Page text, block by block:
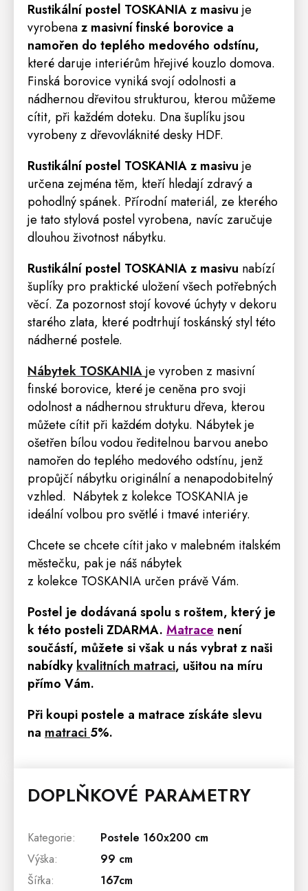
Rustikální postel TOSKANIA z masivu je
vyrobenaz masivní finské borovice a
namořen do teplého medového odstínu,
které daruje interiérům hřejivé kouzlo domova.
Finská borovice vyniká svojí odolnosti a
nádhernou dřevitou strukturou, kterou můžeme
cítit, při každém doteku. Dna šuplíku jsou
vyrobeny z dřevovláknité desky HDF.
Rustikální postel TOSKANIA z masivu je
určena zejména těm, kteří hledají zdravý a
pohodlný spánek. Přírodní materiál, ze kterého
je tato stylová postel vyrobena, navíc zaručuje
dlouhou životnost nábytku.
Rustikální postel TOSKANIA z masivu nabízí
šuplíky pro praktické uložení všech potřebných
věcí. Za pozornost stojí kovové úchyty v dekoru
starého zlata, které podtrhují toskánský styl této
nádherné postele.
Nábytek TOSKANIAje vyroben z masivní
finské borovice, které je ceněna pro svoji
odolnost a nádhernou strukturu dřeva, kterou
můžete cítit při každém dotyku. Nábytek je
ošetřen bílou vodou ředitelnou barvou anebo
namořen do teplého medového odstínu, jenž
propůjčí nábytku originální a nenapodobitelný
vzhled. Nábytek z kolekce TOSKANIA je
ideální volbou pro světlé i tmavé interiéry.
Chcete se chcete cítit jako v malebném italském
městečku, pak je náš nábytek
z kolekce TOSKANIA určen právě Vám.
Postel je dodávaná spolu s roštem, který je
k této posteli ZDARMA. Matrace není
součástí, můžete si však u nás vybrat z naši
nabídky kvalitních matraci, ušitou na míru
přímo Vám.
Při koupi postele a matrace získáte slevu
na matraci 5%.
DOPLŇKOVÉ PARAMETRY
Kategorie:
Postele 160x200 cm
Výška:
99 cm
Šířka: 167cm